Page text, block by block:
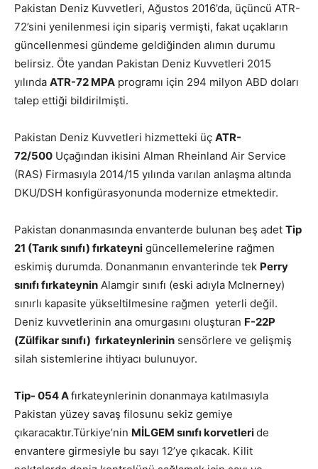
Pakistan Deniz Kuvvetleri, Ağustos 2016’da, üçüncü ATR-
72’sini yenilenmesi için sipariş vermişti, fakat uçakların
güncellenmesi gündeme geldiğinden alımın durumu
belirsiz. Öte yandan Pakistan Deniz Kuvvetleri 2015
yılında ATR-72 MPA programı için 294 milyon ABD doları
talep ettiği bildirilmişti.
Pakistan Deniz Kuvvetleri hizmetteki üç ATR-
72/500 Uçağından ikisini Alman Rheinland Air Service
(RAS) Firmasıyla 2014/15 yılında varılan anlaşma altında
DKU/DSH konfigürasyonunda modernize etmektedir.
Pakistan donanmasında envanterde bulunan beş adet Tip
21 (Tarık sınıfı) fırkateyni güncellemelerine rağmen
eskimiş durumda. Donanmanın envanterinde tek Perry
sınıfı fırkateynin Alamgir sınıfı (eski adıyla McInerney)
sınırlı kapasite yükseltilmesine rağmen yeterli değil.
Deniz kuvvetlerinin ana omurgasını oluşturan F-22P
(Zülfikar sınıfı) fırkateynlerinin sensörlere ve gelişmiş
silah sistemlerine ihtiyacı bulunuyor.
Tip- 054 Afırkateynlerinin donanmaya katılmasıyla
Pakistan yüzey savaş filosunu sekiz gemiye
çıkaracaktır.Türkiye’nin MİLGEM sınıfı korvetleride
envantere girmesiyle bu sayı 12’ye çıkacak. Kilit